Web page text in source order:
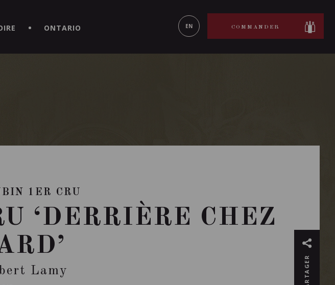
ONTARIO EN COMMANDER
PARTAGER
1ER CRU
‘DERRIÈRE CHEZ
Lamy